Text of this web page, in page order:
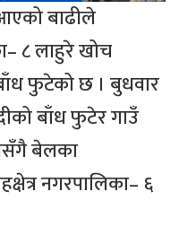
बाढीले
८ लाहुरे खोच
फुटेको छ । बुधवार
बाँध फुटेर गाउँ
बेलका
नगरपालिका– ६